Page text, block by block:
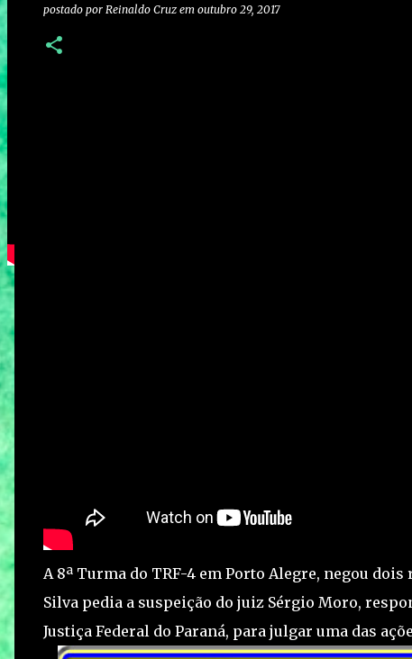
postado por Reinaldo Cruz em outubro 29, 2017
A 8ª Turma do TRF-4 em Porto Alegre, negou
Silva pedia a suspeição do juiz Sérgio Moro,
Justiça Federal do Paraná, para julgar uma das